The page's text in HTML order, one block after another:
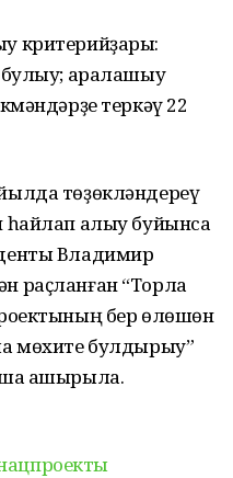
критерийҙары:
булыу; аралашыу
теркәү 22
төҙөкләндереү
һайлап алыу буйынса
Владимир
“Торлаҡ
бер өлөшөн
мөхите булдырыу”
ашырыла.